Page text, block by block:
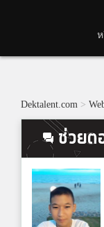
Dektalent.com >
ช่วยต